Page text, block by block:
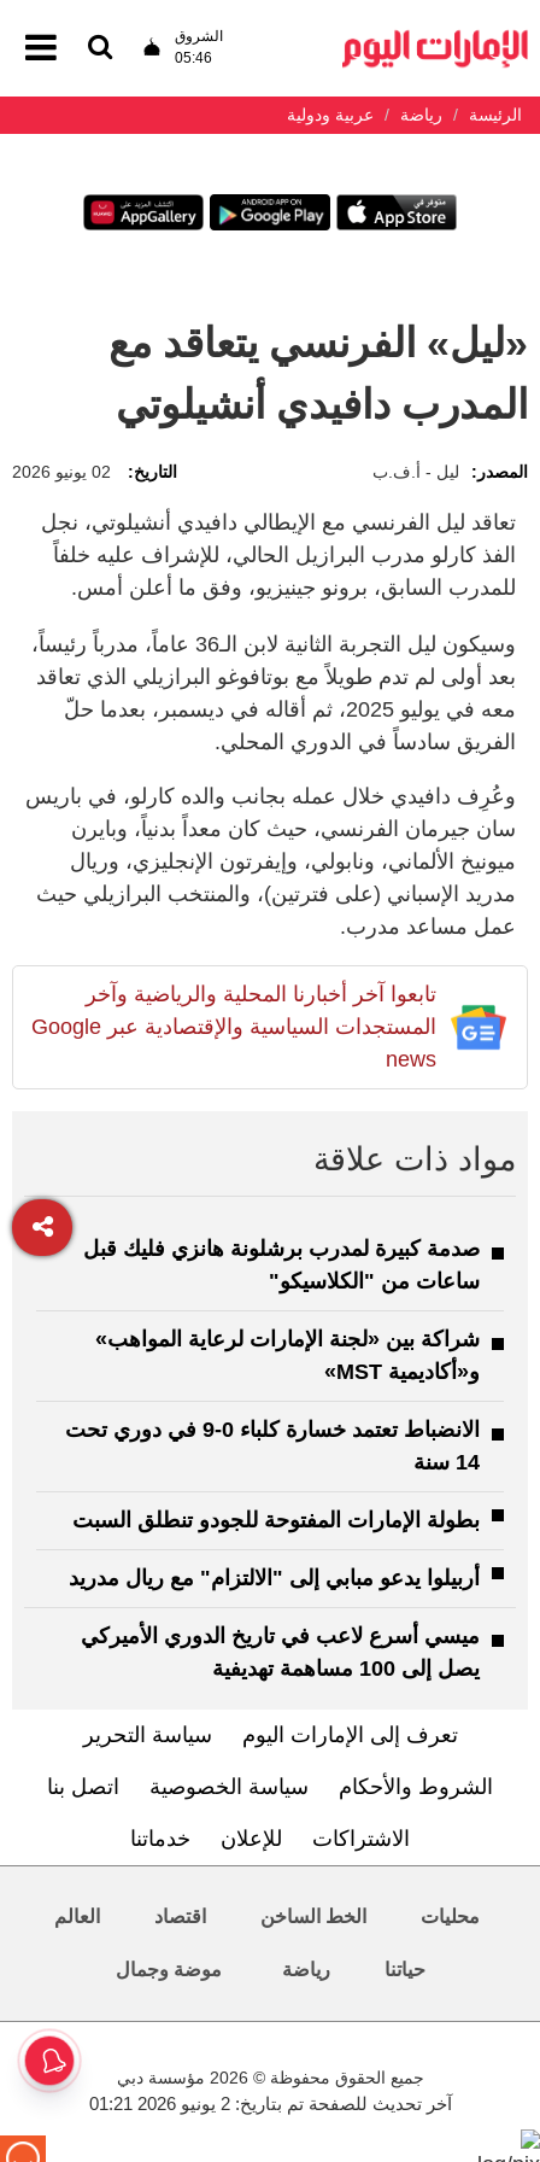
الشروق
05:46
الرئيسة رياضة عربية ودولية
«ليل» الفرنسي يتعاقد مع
المدرب دافيدي أنشيلوتي
المصدر: ليل - أ.ف.ب التاريخ: 02 يونيو 2026
تعاقد ليل الفرنسي مع الإيطالي دافيدي أنشيلوتي، نجل
الفذ كارلو مدرب البرازيل الحالي، للإشراف عليه خلفاً
للمدرب السابق، برونو جينيزيو، وفق ما أعلن أمس.
وسيكون ليل التجربة الثانية لابن الـ36 عاماً، مدرباً رئيساً،
بعد أولى لم تدم طويلاً مع بوتافوغو البرازيلي الذي تعاقد
معه في يوليو 2025، ثم أقاله في ديسمبر، بعدما حلّ
الفريق سادساً في الدوري المحلي.
وعُرِف دافيدي خلال عمله بجانب والده كارلو، في باريس
سان جيرمان الفرنسي، حيث كان معداً بدنياً، وبايرن
ميونيخ الألماني، ونابولي، وإيفرتون الإنجليزي، وريال
مدريد الإسباني (على فترتين)، والمنتخب البرازيلي حيث
عمل مساعد مدرب.
تابعوا آخر أخبارنا المحلية والرياضية وآخر
المستجدات السياسية والإقتصادية عبر Google
news
مواد ذات علاقة
صدمة كبيرة لمدرب برشلونة هانزي فليك قبل
ساعات من "الكلاسيكو"
شراكة بين «لجنة الإمارات لرعاية المواهب»
و«أكاديمية MST»
الانضباط تعتمد خسارة كلباء 0-9 في دوري تحت
14 سنة
بطولة الإمارات المفتوحة للجودو تنطلق السبت
أربيلوا يدعو مبابي إلى "الالتزام" مع ريال مدريد
ميسي أسرع لاعب في تاريخ ​الدوري الأميركي
‌يصل إلى 100 مساهمة تهديفية
تعرف إلى الإمارات اليوم سياسة التحرير
الشروط والأحكام سياسة الخصوصية اتصل بنا
الاشتراكات للإعلان خدماتنا
محليات الخط الساخن اقتصاد العالم
حياتنا رياضة موضة وجمال
جميع الحقوق محفوظة © 2026 مؤسسة دبي
آخر تحديث للصفحة تم بتاريخ: 2 يونيو 2026 01:21